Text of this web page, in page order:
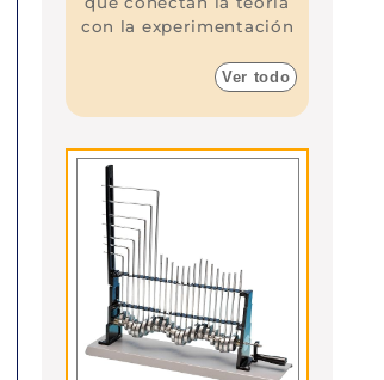
con la experimentación
Ver todo